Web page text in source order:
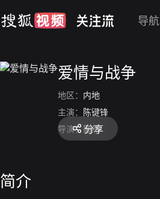
导航
爱情与战争
地区： 内地
主演：
陈键锋
导演： 颢然
分享
简介